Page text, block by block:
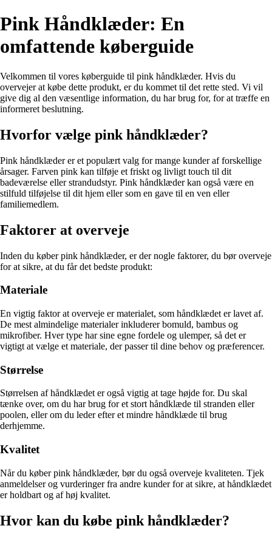
Pink Håndklæder: En
omfattende køberguide
Velkommen til vores køberguide til pink håndklæder. Hvis du
overvejer at købe dette produkt, er du kommet til det rette sted. Vi vil
give dig al den væsentlige information, du har brug for, for at træffe en
informeret beslutning.
Hvorfor vælge pink håndklæder?
Pink håndklæder er et populært valg for mange kunder af forskellige
årsager. Farven pink kan tilføje et friskt og livligt touch til dit
badeværelse eller strandudstyr. Pink håndklæder kan også være en
stilfuld tilføjelse til dit hjem eller som en gave til en ven eller
familiemedlem.
Faktorer at overveje
Inden du køber pink håndklæder, er der nogle faktorer, du bør overveje
for at sikre, at du får det bedste produkt:
Materiale
En vigtig faktor at overveje er materialet, som håndklædet er lavet af.
De mest almindelige materialer inkluderer bomuld, bambus og
mikrofiber. Hver type har sine egne fordele og ulemper, så det er
vigtigt at vælge et materiale, der passer til dine behov og præferencer.
Størrelse
Størrelsen af håndklædet er også vigtig at tage højde for. Du skal
tænke over, om du har brug for et stort håndklæde til stranden eller
poolen, eller om du leder efter et mindre håndklæde til brug
derhjemme.
Kvalitet
Når du køber pink håndklæder, bør du også overveje kvaliteten. Tjek
anmeldelser og vurderinger fra andre kunder for at sikre, at håndklædet
er holdbart og af høj kvalitet.
Hvor kan du købe pink håndklæder?